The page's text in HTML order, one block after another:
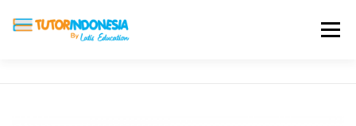
Menu